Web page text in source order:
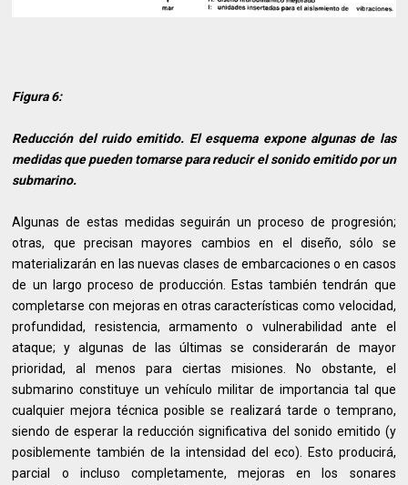
Figura 6:
Reducción del ruido emitido. El esquema expone algunas de las
medidas que pueden tomarse para reducir el sonido emitido por un
submarino.
Algunas de estas medidas seguirán un proceso de progresión;
otras, que precisan mayores cambios en el diseño, sólo se
materializarán en las nuevas clases de embarcaciones o en casos
de un largo proceso de producción. Estas también tendrán que
completarse con mejoras en otras características como velocidad,
profundidad, resistencia, armamento o vulnerabilidad ante el
ataque; y algunas de las últimas se considerarán de mayor
prioridad, al menos para ciertas misiones. No obstante, el
submarino constituye un vehículo militar de importancia tal que
cualquier mejora técnica posible se realizará tarde o temprano,
siendo de esperar la reducción significativa del sonido emitido (y
posiblemente también de la intensidad del eco). Esto producirá,
parcial o incluso completamente, mejoras en los sonares